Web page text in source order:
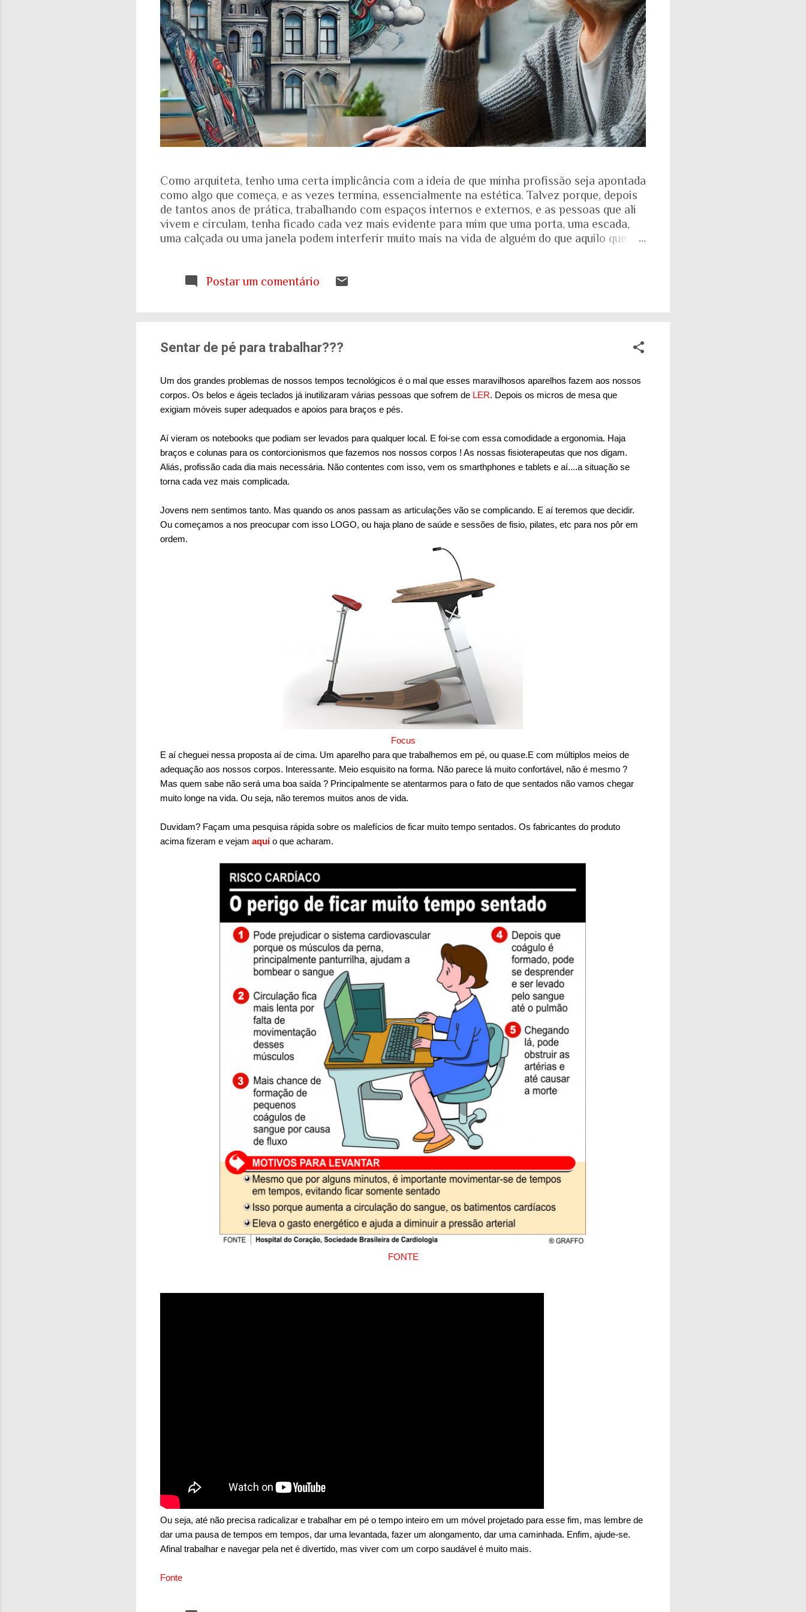
Como arquiteta, tenho uma certa implicância com a ideia de que minha profissão seja apontada
como algo que começa, e as vezes termina, essencialmente na estética. Talvez porque, depois
de tantos anos de prática, trabalhando com espaços internos e externos, e as pessoas que ali
vivem e circulam, tenha ficado cada vez mais evidente para mim que uma porta, uma escada,
uma calçada ou uma janela podem interferir muito mais na vida de alguém do que aquilo que
etária que aprendemos a desenhar nos livros de geografia já não representa o país que temos.
Postar um comentário
Sentar de pé para trabalhar???
Um dos grandes problemas de nossos tempos tecnológicos é o mal que esses maravilhosos aparelhos fazem aos nossos
corpos. Os belos e ágeis teclados já inutilizaram várias pessoas que sofrem de LER. Depois os micros de mesa que
exigiam móveis super adequados e apoios para braços e pés.
Aí vieram os notebooks que podiam ser levados para qualquer local. E foi-se com essa comodidade a ergonomia. Haja
braços e colunas para os contorcionismos que fazemos nos nossos corpos ! As nossas fisioterapeutas que nos digam.
Aliás, profissão cada dia mais necessária. Não contentes com isso, vem os smarthphones e tablets e aí....a situação se
torna cada vez mais complicada.
Jovens nem sentimos tanto. Mas quando os anos passam as articulações vão se complicando. E aí teremos que decidir.
Ou começamos a nos preocupar com isso LOGO, ou haja plano de saúde e sessões de fisio, pilates, etc para nos pôr em
ordem.
Focus
E aí cheguei nessa proposta aí de cima. Um aparelho para que trabalhemos em pé, ou quase.E com múltiplos meios de
adequação aos nossos corpos. Interessante. Meio esquisito na forma. Não parece lá muito confortável, não é mesmo ?
Mas quem sabe não será uma boa saída ? Principalmente se atentarmos para o fato de que sentados não vamos chegar
muito longe na vida. Ou seja, não teremos muitos anos de vida.
Duvidam? Façam uma pesquisa rápida sobre os malefícios de ficar muito tempo sentados. Os fabricantes do produto
acima fizeram e vejam aqui o que acharam.
FONTE
Ou seja, até não precisa radicalizar e trabalhar em pé o tempo inteiro em um móvel projetado para esse fim, mas lembre de
dar uma pausa de tempos em tempos, dar uma levantada, fazer um alongamento, dar uma caminhada. Enfim, ajude-se.
Afinal trabalhar e navegar pela net é divertido, mas viver com um corpo saudável é muito mais.
Fonte